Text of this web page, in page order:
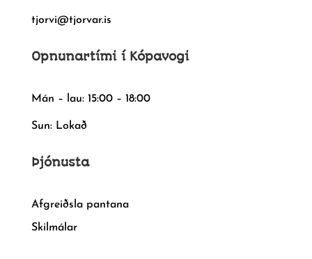
tjorvi@tjorvar.is
Opnunartími í Kópavogi
Mán – lau: 15:00 – 18:00
Sun: Lokað
Þjónusta
Afgreiðsla pantana
Skilmálar